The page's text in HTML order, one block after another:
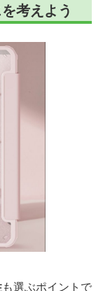
考えよう
も選ぶポイントで